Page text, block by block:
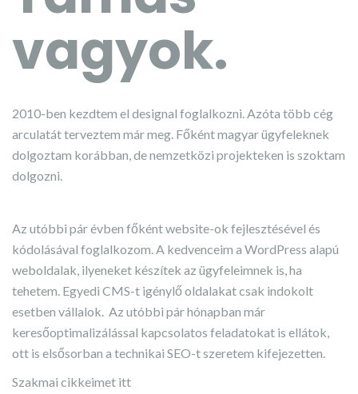
vagyok.
2010-ben kezdtem el designal foglalkozni. Azóta több cég
arculatát terveztem már meg. Főként magyar ügyfeleknek
dolgoztam korábban, de nemzetközi projekteken is szoktam
dolgozni.
Az utóbbi pár évben főként website-ok fejlesztésével és
kódolásával foglalkozom. A kedvenceim a WordPress alapú
weboldalak, ilyeneket készítek az ügyfeleimnek is, ha
tehetem. Egyedi CMS-t igénylő oldalakat csak indokolt
esetben vállalok. Az utóbbi pár hónapban már
keresőoptimalizálással kapcsolatos feladatokat is ellátok,
ott is elsősorban a technikai SEO-t szeretem kifejezetten.
Szakmai cikkeimet itt